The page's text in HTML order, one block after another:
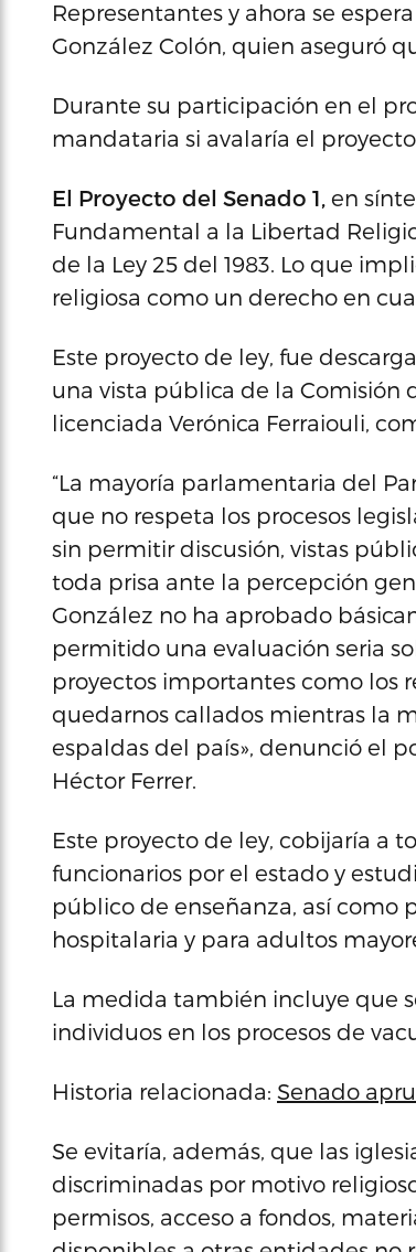
Representantes y ahora se
González Colón, quien aseguró
Durante su participación en el
mandataria si avalaría el
El Proyecto del Senado 1, en
Fundamental a la Libertad
de la Ley 25 del 1983. Lo que
religiosa como un derecho en
Este proyecto de ley, fue
una vista pública de la Comisión
licenciada Verónica Ferraiouli,
“La mayoría parlamentaria del
que no respeta los procesos
sin permitir discusión, vistas
toda prisa ante la percepción
González no ha aprobado
permitido una evaluación seria
proyectos importantes como los
quedarnos callados mientras la
espaldas del país», denunció el
Héctor Ferrer.
Este proyecto de ley, cobijaría a
funcionarios por el estado y
público de enseñanza, así
hospitalaria y para adultos
La medida también incluye que
individuos en los procesos de
Historia relacionada: Senado
Se evitaría, además, que las
discriminadas por motivo
permisos, acceso a fondos,